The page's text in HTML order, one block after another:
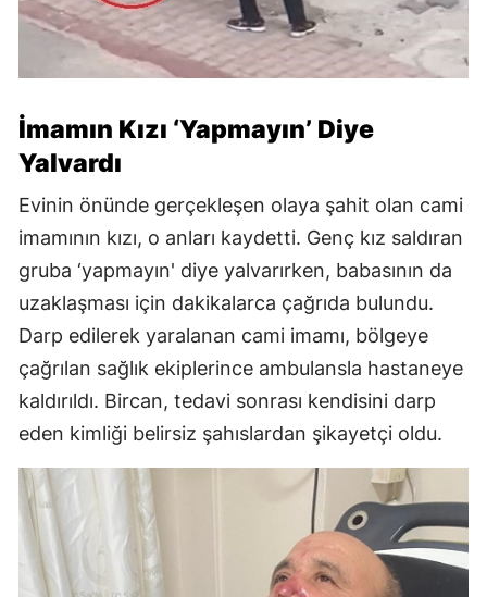
İmamın Kızı ‘Yapmayın’ Diye
Yalvardı
Evinin önünde gerçekleşen olaya şahit olan cami
imamının kızı, o anları kaydetti. Genç kız saldıran
gruba ‘yapmayın' diye yalvarırken, babasının da
uzaklaşması için dakikalarca çağrıda bulundu.
Darp edilerek yaralanan cami imamı, bölgeye
çağrılan sağlık ekiplerince ambulansla hastaneye
kaldırıldı. Bircan, tedavi sonrası kendisini darp
eden kimliği belirsiz şahıslardan şikayetçi oldu.